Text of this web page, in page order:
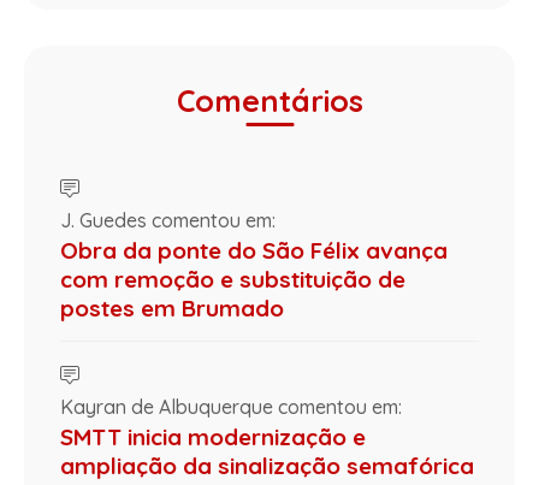
Comentários
J. Guedes comentou em:
Obra da ponte do São Félix avança
com remoção e substituição de
postes em Brumado
Kayran de Albuquerque comentou em:
SMTT inicia modernização e
ampliação da sinalização semafórica